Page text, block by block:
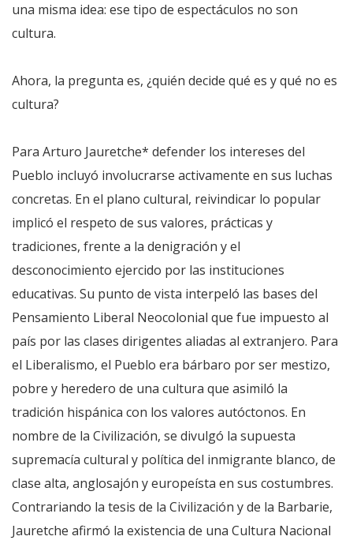
una misma idea: ese tipo de espectáculos no son
cultura.
Ahora, la pregunta es, ¿quién decide qué es y qué no es
cultura?
Para Arturo Jauretche* defender los intereses del
Pueblo incluyó involucrarse activamente en sus luchas
concretas. En el plano cultural, reivindicar lo popular
implicó el respeto de sus valores, prácticas y
tradiciones, frente a la denigración y el
desconocimiento ejercido por las instituciones
educativas. Su punto de vista interpeló las bases del
Pensamiento Liberal Neocolonial que fue impuesto al
país por las clases dirigentes aliadas al extranjero. Para
el Liberalismo, el Pueblo era bárbaro por ser mestizo,
pobre y heredero de una cultura que asimiló la
tradición hispánica con los valores autóctonos. En
nombre de la Civilización, se divulgó la supuesta
supremacía cultural y política del inmigrante blanco, de
clase alta, anglosajón y europeísta en sus costumbres.
Contrariando la tesis de la Civilización y de la Barbarie,
Jauretche afirmó la existencia de una Cultura Nacional